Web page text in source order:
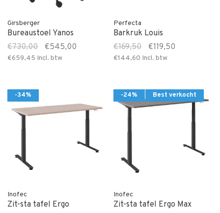
Girsberger
Bureaustoel Yanos
€730,00
€545,00
€659,45 Incl. btw
Perfecta
Barkruk Louis
€169,50
€119,50
€144,60 Incl. btw
-34%
Inofec
Zit-sta tafel Ergo
-24% Best verkocht
Inofec
Zit-sta tafel Ergo Max